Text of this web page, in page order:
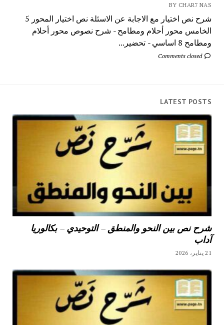
BY CHAR7 NAS
شرح نص اختيار مع الاجابة عن الاسئلة نص اختيار المحور 5
الخامس محور أحلام ومطامح - شرح نصوص محور أحلام
ومطامح 8 اساسي - تحضير...
Comments closed
LATEST POSTS
شرح نص بين النحو والمنطق – التوحيدي – بكالوريا
آداب
21 يناير، 2026